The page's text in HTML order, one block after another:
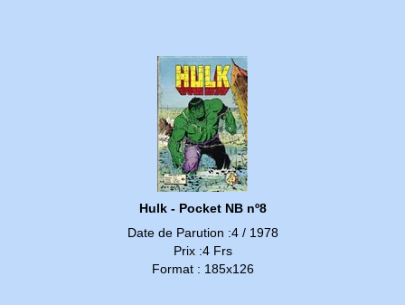
Hulk - Pocket NB nº8
Date de Parution :4 / 1978
Prix :4 Frs
Format : 185x126